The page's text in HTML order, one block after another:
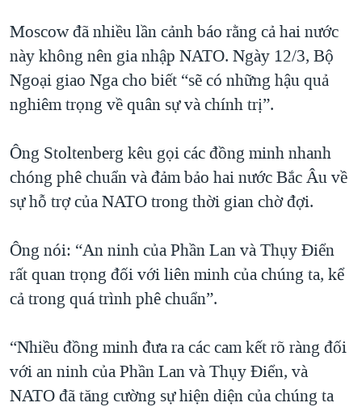
Moscow đã nhiều lần cảnh báo rằng cả hai nước
này không nên gia nhập NATO. Ngày 12/3, Bộ
Ngoại giao Nga cho biết “sẽ có những hậu quả
nghiêm trọng về quân sự và chính trị”.
Ông Stoltenberg kêu gọi các đồng minh nhanh
chóng phê chuẩn và đảm bảo hai nước Bắc Âu về
sự hỗ trợ của NATO trong thời gian chờ đợi.
Ông nói: “An ninh của Phần Lan và Thụy Điển
rất quan trọng đối với liên minh của chúng ta, kể
cả trong quá trình phê chuẩn”.
“Nhiều đồng minh đưa ra các cam kết rõ ràng đối
với an ninh của Phần Lan và Thụy Điển, và
NATO đã tăng cường sự hiện diện của chúng ta